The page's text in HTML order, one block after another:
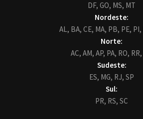
DF, GO, MS, MT
Nordeste:
AL, BA, CE, MA, PB, PE, PI,
Norte:
AC, AM, AP, PA, RO, RR,
Sudeste:
ES, MG, RJ, SP
Sul:
PR, RS, SC